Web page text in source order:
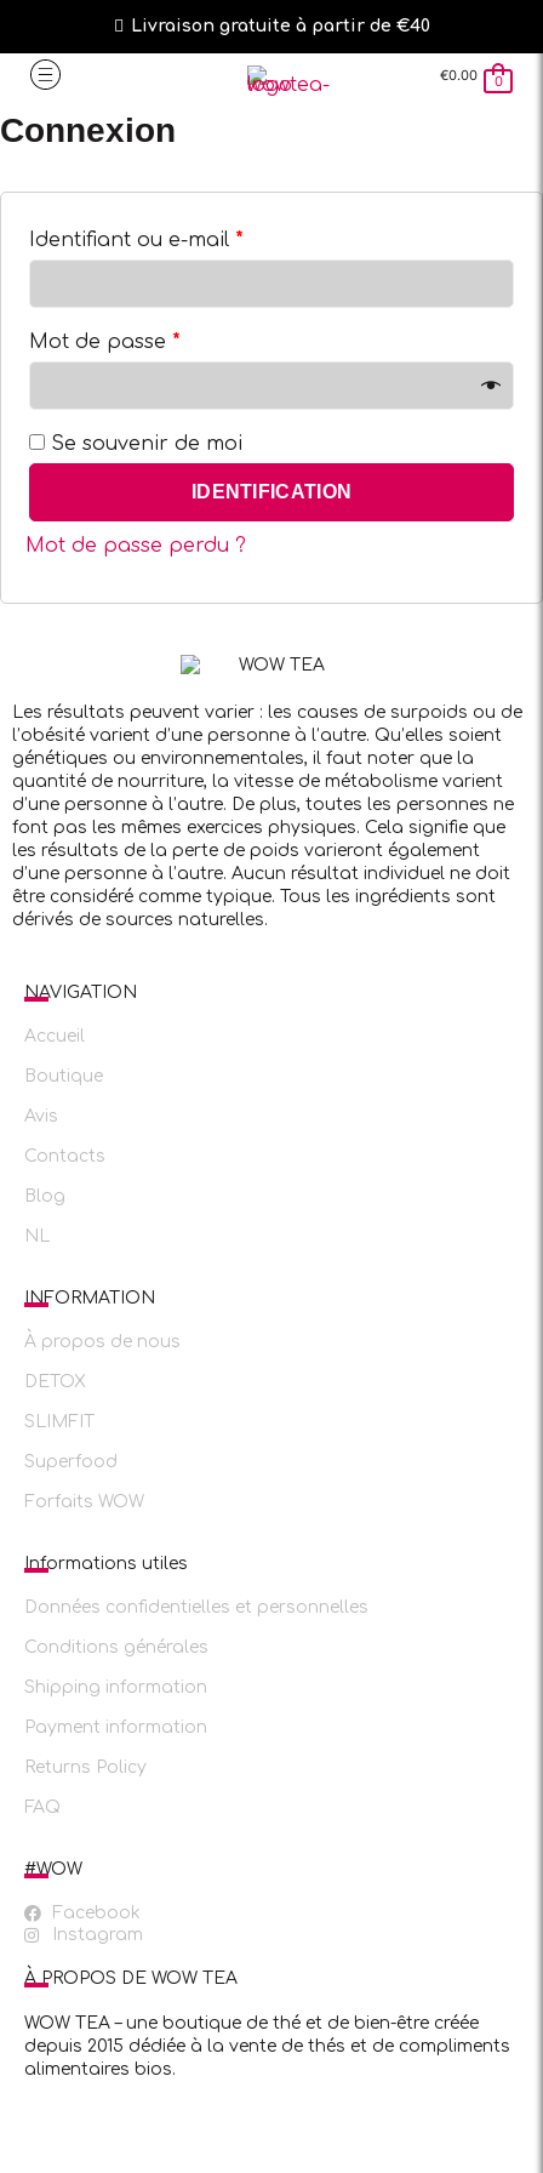
Livraison gratuite à partir de €40
€0.00 0
Connexion
Identifiant ou e-mail *
Mot de passe *
Se souvenir de moi
IDENTIFICATION
Mot de passe perdu ?
Les résultats peuvent varier : les causes de surpoids ou de
l’obésité varient d’une personne à l’autre. Qu’elles soient
génétiques ou environnementales, il faut noter que la
quantité de nourriture, la vitesse de métabolisme varient
d’une personne à l’autre. De plus, toutes les personnes ne
font pas les mêmes exercices physiques. Cela signifie que
les résultats de la perte de poids varieront également
d’une personne à l’autre. Aucun résultat individuel ne doit
être considéré comme typique. Tous les ingrédients sont
dérivés de sources naturelles.
NAVIGATION
Accueil
Boutique
Avis
Contacts
Blog
NL
INFORMATION
À propos de nous
DETOX
SLIMFIT
Superfood
Forfaits WOW
Informations utiles
Données confidentielles et personnelles
Conditions générales
Shipping information
Payment information
Returns Policy
FAQ
#WOW
Facebook
Instagram
À PROPOS DE WOW TEA
WOW TEA – une boutique de thé et de bien-être créée
depuis 2015 dédiée à la vente de thés et de compliments
alimentaires bios.